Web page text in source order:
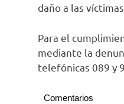
daño a las
Para el
mediante la
telefónicas 089 y
Comentarios